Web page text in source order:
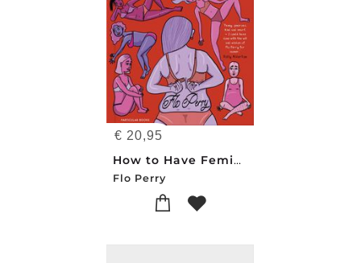
€ 20,95
How to Have Feminist Sex
Flo Perry